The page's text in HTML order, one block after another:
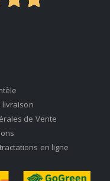
livraison
de Vente
en ligne